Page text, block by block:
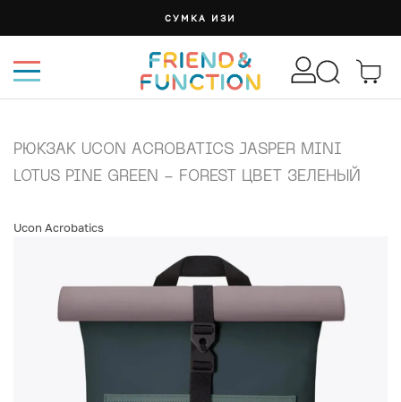
СУМКА ИЗИ
РЮКЗАК UCON ACROBATICS JASPER MINI
LOTUS PINE GREEN - FOREST ЦВЕТ ЗЕЛЕНЫЙ
Ucon Acrobatics